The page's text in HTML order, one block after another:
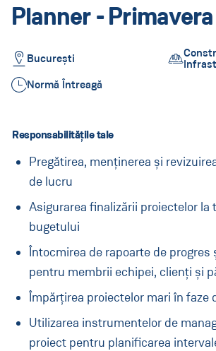
Infrastructură Proiecte Speciale
Infrastructură Mari Proiecte
Construcții Civile
Land ändern
România
Planner -
București
Normă Întreagă
Responsabilitățile tale
Pregătirea, menținerea și
de lucru
Asigurarea finalizării proiectelor la
bugetului
Întocmirea de rapoarte de progres
pentru membrii echipei, clienți și
Împărțirea proiectelor mari în faze
Utilizarea instrumentelor de
proiect pentru planificarea